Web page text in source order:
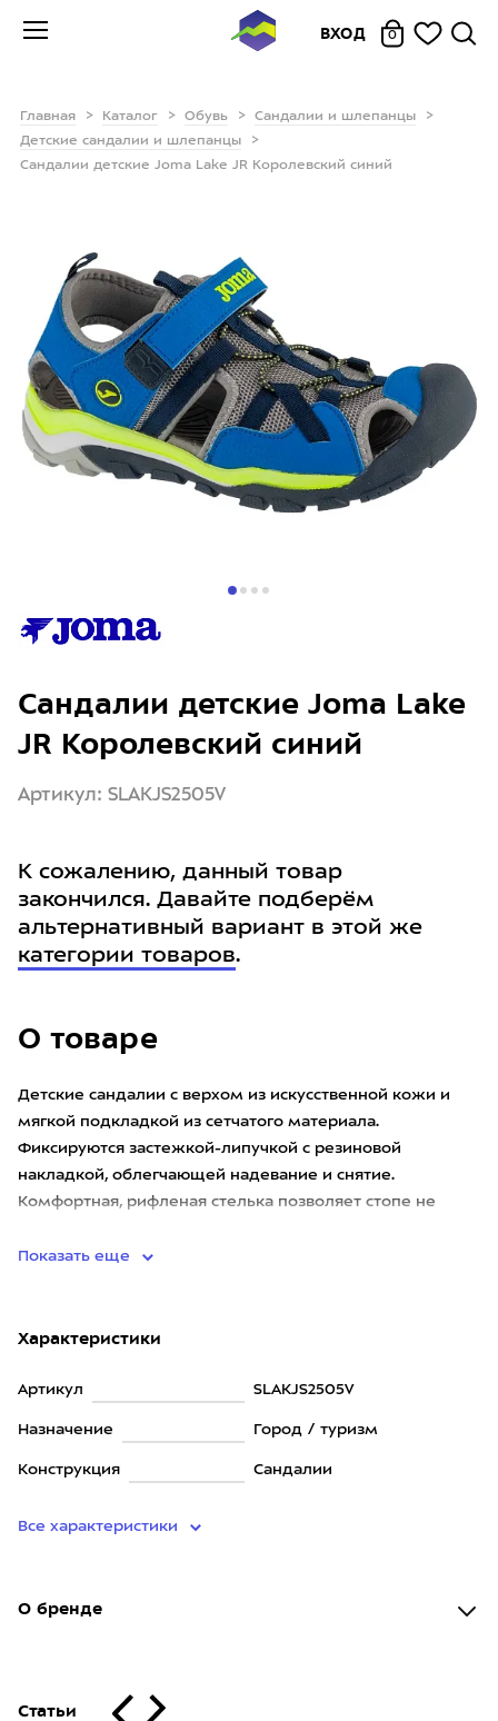
ВХОД 0
Главная Каталог Обувь
Сандалии и шлепанцы
Детские сандалии и шлепанцы
Сандалии детские Joma Lake JR Королевский синий
О товаре
Детские сандалии с верхом из искусственной кожи и
мягкой подкладкой из сетчатого материала.
Фиксируются застежкой-липучкой с резиновой
накладкой, облегчающей надевание и снятие.
Комфортная, рифленая стелька позволяет стопе не
Показать еще
Характеристики
Артикул SLAKJS2505V
Назначение Город / туризм
Конструкция Сандалии
Все характеристики
О бренде
Статьи
Сандалии детские Joma Lake
JR Королевский синий
Артикул: SLAKJS2505V
К сожалению, данный товар
закончился. Давайте подберём
альтернативный вариант в этой же
категории товаров.